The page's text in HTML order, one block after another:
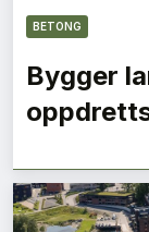
BETONG
Bygger